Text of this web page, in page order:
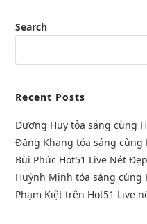
Search
Recent Posts
Dương Huy tỏa sáng cùng
Đặng Khang tỏa sáng cùng
Bùi Phúc Hot51 Live Nét
Huỳnh Minh tỏa sáng cùng
Phạm Kiệt trên Hot51 Live